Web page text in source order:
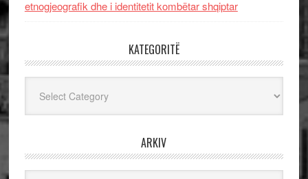
etnogjeografik dhe i identitetit kombëtar shqiptar
KATEGORITË
ARKIV